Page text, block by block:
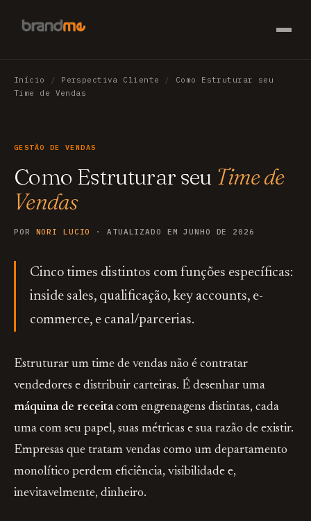
Início / Perspectiva Cliente /
Como Estruturar seu
Time de Vendas
GESTÃO DE VENDAS
Como Estruturar seu Time de
Vendas
POR NORI LUCIO · ATUALIZADO EM JUNHO DE 2026
Cinco times distintos com funções específicas:
inside sales, qualificação, key accounts, e-
commerce, e canal/parcerias.
Estruturar um time de vendas não é contratar
vendedores e distribuir carteiras. É desenhar uma
máquina de receitacom engrenagens distintas, cada
uma com seu papel, suas métricas e sua razão de existir.
Empresas que tratam vendas como um departamento
monolítico perdem eficiência, visibilidade e,
inevitavelmente, dinheiro.